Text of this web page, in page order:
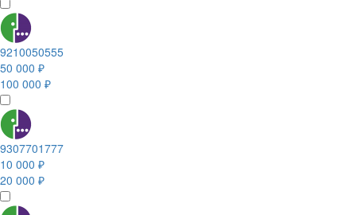
9210050555
50 000 ₽
100 000 ₽
9307701777
10 000 ₽
20 000 ₽